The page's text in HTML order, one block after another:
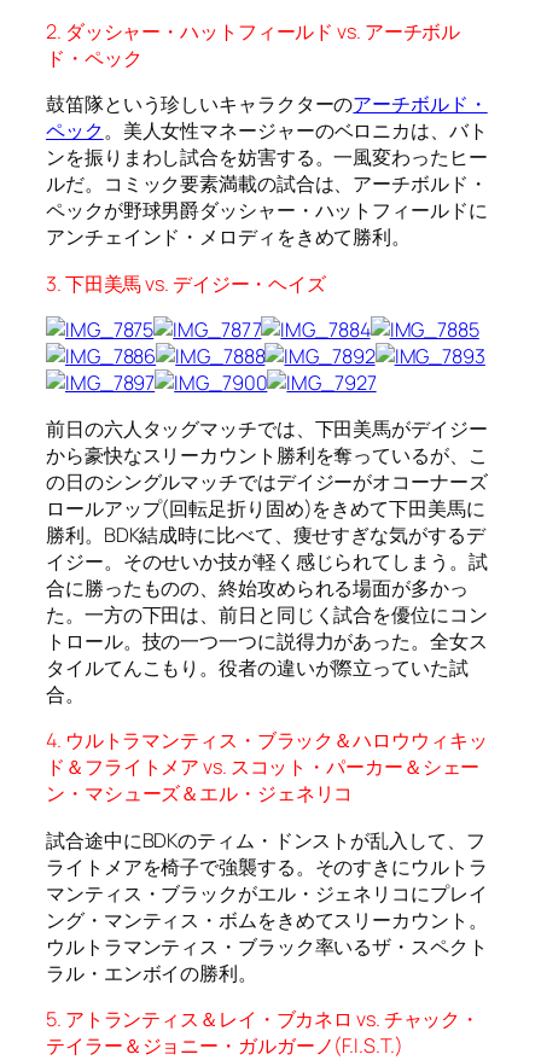
2. ダッシャー・ハットフィールド vs. アーチボル
ド・ペック
鼓笛隊という珍しいキャラクターのアーチボルド・
ペック。美人女性マネージャーのベロニカは、バト
ンを振りまわし試合を妨害する。一風変わったヒー
ルだ。コミック要素満載の試合は、アーチボルド・
ペックが野球男爵ダッシャー・ハットフィールドに
アンチェインド・メロディをきめて勝利。
3. 下田美馬 vs. デイジー・ヘイズ
前日の六人タッグマッチでは、下田美馬がデイジー
から豪快なスリーカウント勝利を奪っているが、こ
の日のシングルマッチではデイジーがオコーナーズ
ロールアップ(回転足折り固め)をきめて下田美馬に
勝利。BDK結成時に比べて、痩せすぎな気がするデ
イジー。そのせいか技が軽く感じられてしまう。試
合に勝ったものの、終始攻められる場面が多かっ
た。一方の下田は、前日と同じく試合を優位にコン
トロール。技の一つ一つに説得力があった。全女ス
タイルてんこもり。役者の違いが際立っていた試
合。
4. ウルトラマンティス・ブラック＆ハロウウィキッ
ド＆フライトメア vs. スコット・パーカー＆シェー
ン・マシューズ＆エル・ジェネリコ
試合途中にBDKのティム・ドンストが乱入して、フ
ライトメアを椅子で強襲する。そのすきにウルトラ
マンティス・ブラックがエル・ジェネリコにプレイ
ング・マンティス・ボムをきめてスリーカウント。
ウルトラマンティス・ブラック率いるザ・スペクト
ラル・エンボイの勝利。
5. アトランティス＆レイ・ブカネロ vs. チャック・
テイラー＆ジョニー・ガルガーノ(F.I.S.T.)